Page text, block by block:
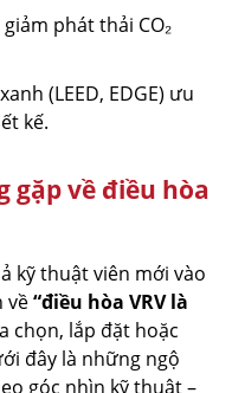
phát thải CO₂
(LEED, EDGE) ưu
kế.
gặp về điều hòa
kỹ thuật viên mới vào
về“điều hòa VRV là
chọn, lắp đặt hoặc
đây là những ngộ
góc nhìn kỹ thuật –